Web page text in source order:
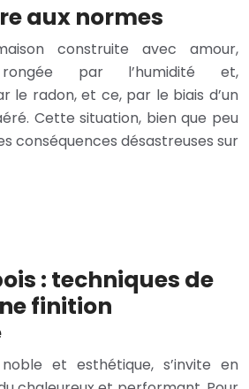
aux normes
construite avec amour,
rongée par l’humidité et,
le radon, et ce, par le biais d’un
Cette situation, bien que peu
conséquences désastreuses sur
: techniques de
finition
et esthétique, s’invite en